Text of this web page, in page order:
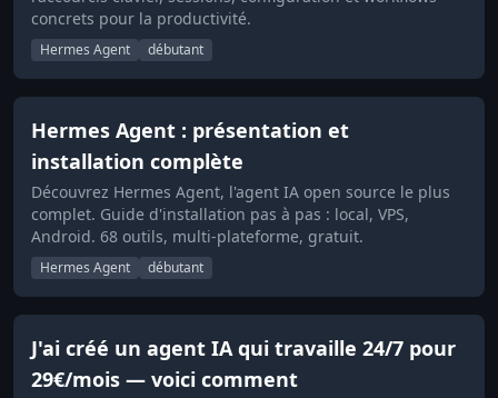
concrets pour la productivité.
Hermes Agent débutant
Hermes Agent : présentation et
installation complète
Découvrez Hermes Agent, l'agent IA open source le plus
complet. Guide d'installation pas à pas : local, VPS,
Android. 68 outils, multi-plateforme, gratuit.
Hermes Agent débutant
J'ai créé un agent IA qui travaille 24/7 pour
29€/mois — voici comment